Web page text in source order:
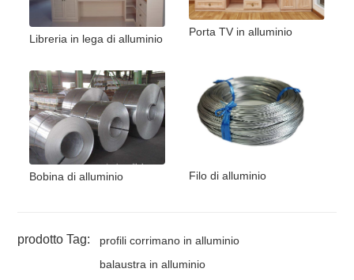
Libreria in lega di alluminio
Porta TV in alluminio
Bobina di alluminio Filo di alluminio
prodotto Tag:
profili corrimano in alluminio
balaustra in alluminio